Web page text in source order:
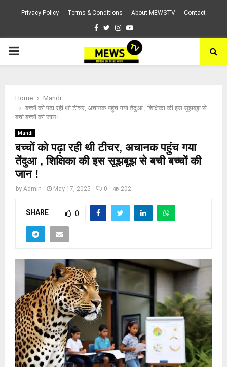
Privacy Policy Terms & Conditions About MEWSTV Contact
Facebook
TwitterInstagram
Youtube
PRIMARY
Home
Mandi
बच्चों को पढ़ा रही थी टीचर, अचानक पहुंच गया तेंदुआ , शिक्षिका की इस सूझबूझ से
बची बच्चों की जान !
Mandi
बच्चों को पढ़ा रही थी टीचर, अचानक पहुंच गया
तेंदुआ , शिक्षिका की इस सूझबूझ से बची बच्चों की
जान !
by Admin May 17, 2025 0 202
SHARE 0